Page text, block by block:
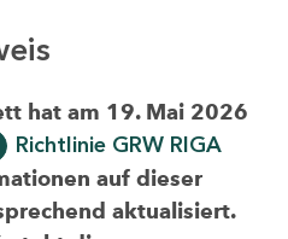
hat am 19. Mai 2026
Richtlinie GRW RIGA
auf dieser
aktualisiert.